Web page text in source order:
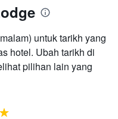
untuk tarikh yang
hotel. Ubah tarikh di
pilihan lain yang